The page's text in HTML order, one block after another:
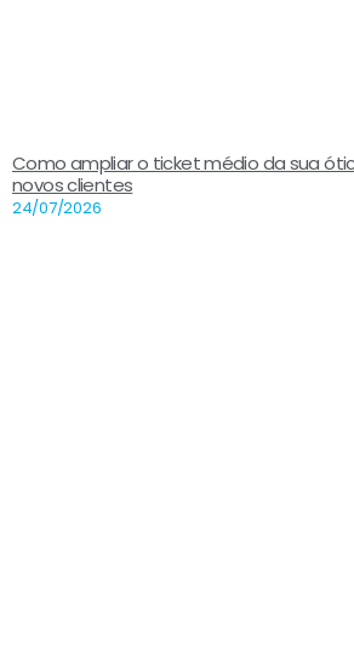
Como ampliar o ticket médio da sua
novos clientes
24/07/2026